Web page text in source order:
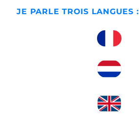
JE PARLE TROIS LANGUES :